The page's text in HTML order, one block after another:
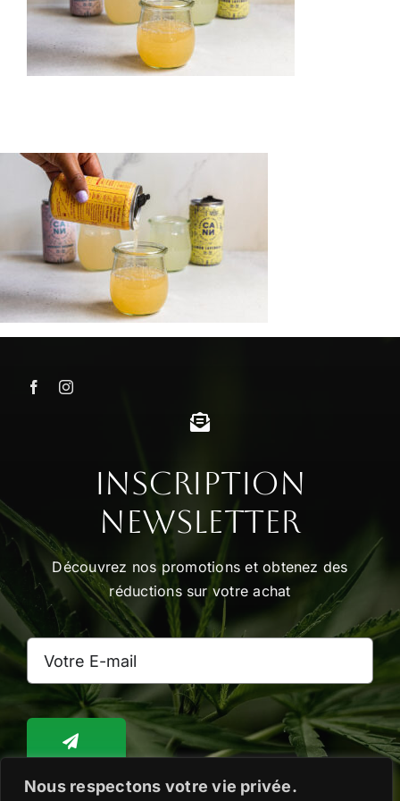
Nous respectons votre vie privée.
Inscription
Newsletter
Découvrez nos promotions et obtenez des
réductions sur votre achat